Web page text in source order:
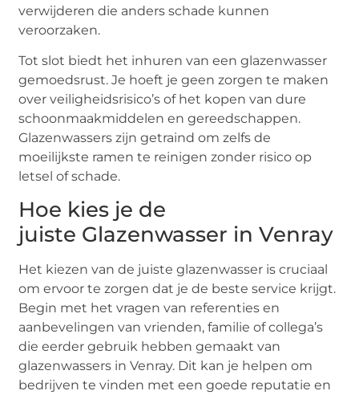
verwijderen die anders schade kunnen
veroorzaken.
Tot slot biedt het inhuren van een glazenwasser
gemoedsrust. Je hoeft je geen zorgen te maken
over veiligheidsrisico’s of het kopen van dure
schoonmaakmiddelen en gereedschappen.
Glazenwassers zijn getraind om zelfs de
moeilijkste ramen te reinigen zonder risico op
letsel of schade.
Hoe kies je de
juiste Glazenwasser in Venray
Het kiezen van de juiste glazenwasser is cruciaal
om ervoor te zorgen dat je de beste service krijgt.
Begin met het vragen van referenties en
aanbevelingen van vrienden, familie of collega’s
die eerder gebruik hebben gemaakt van
glazenwassers in Venray. Dit kan je helpen om
bedrijven te vinden met een goede reputatie en